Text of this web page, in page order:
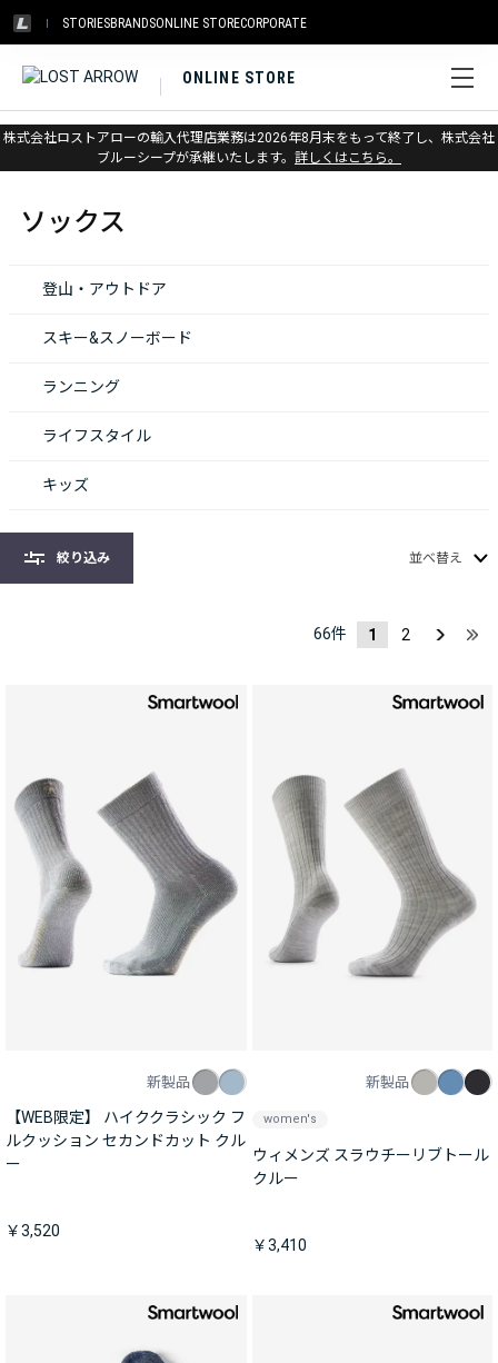
STORIESBRANDSONLINE STORECORPORATE
ONLINE STORE
株式会社ロストアローの輸入代理店業務は2026年8月末をもって終了し、株式会社
ブルーシープが承継いたします。 詳しくはこちら。
ホーム > ソックス
ソックス
絞り込み 並べ替え
66件 1 2
新製品
【WEB限定】 ハイククラシック フ
ルクッション セカンドカット クル
ー
￥3,520
新製品
women's
ウィメンズ スラウチーリブトール
クルー
￥3,410
登山・アウトドア
スキー&スノーボード
ランニング
ライフスタイル
キッズ